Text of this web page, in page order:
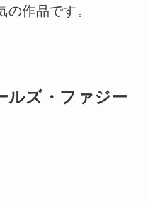
作品です。
ルズ・ファジー